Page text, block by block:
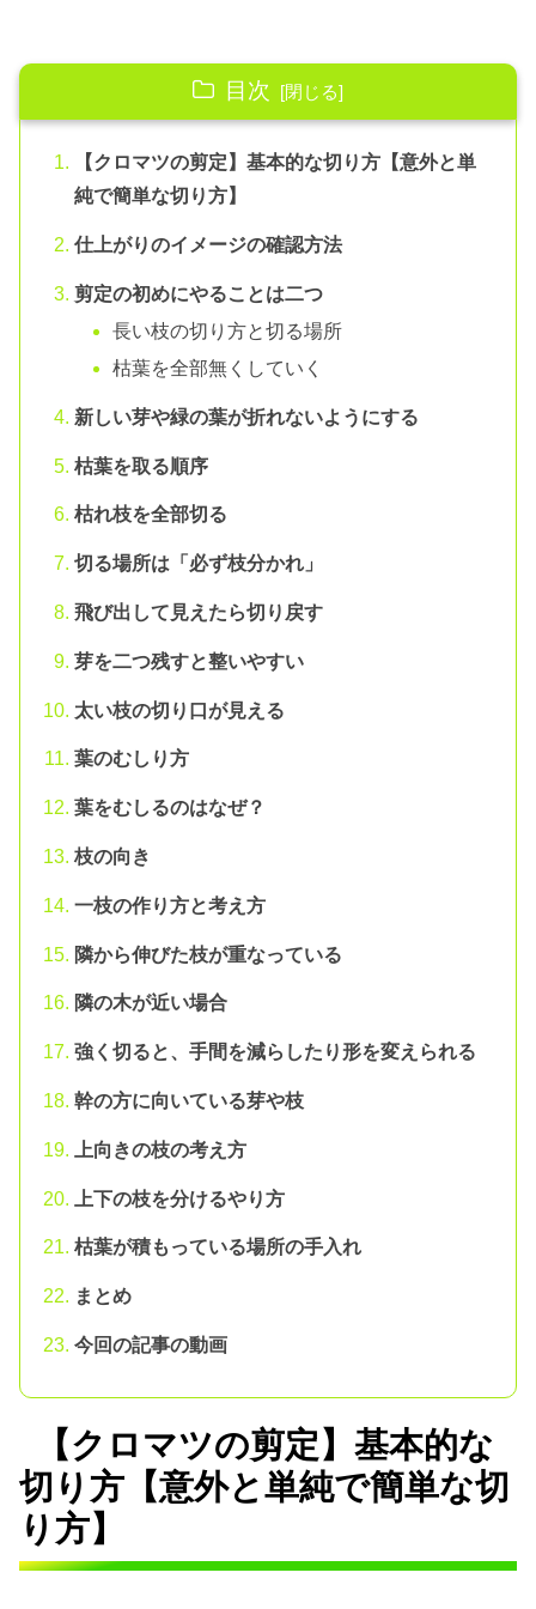
目次
【クロマツの剪定】基本的な切り方【意外と単
純で簡単な切り方】
仕上がりのイメージの確認方法
剪定の初めにやることは二つ
長い枝の切り方と切る場所
枯葉を全部無くしていく
新しい芽や緑の葉が折れないようにする
枯葉を取る順序
枯れ枝を全部切る
切る場所は「必ず枝分かれ」
飛び出して見えたら切り戻す
芽を二つ残すと整いやすい
太い枝の切り口が見える
葉のむしり方
葉をむしるのはなぜ？
枝の向き
一枝の作り方と考え方
隣から伸びた枝が重なっている
隣の木が近い場合
強く切ると、手間を減らしたり形を変えられる
幹の方に向いている芽や枝
上向きの枝の考え方
上下の枝を分けるやり方
枯葉が積もっている場所の手入れ
まとめ
今回の記事の動画
【クロマツの剪定】基本的な
切り方【意外と単純で簡単な切
り方】